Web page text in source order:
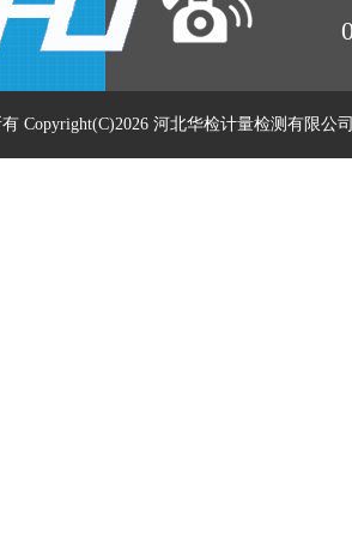
有 Copyright(C)2026 河北华检计量检测有限